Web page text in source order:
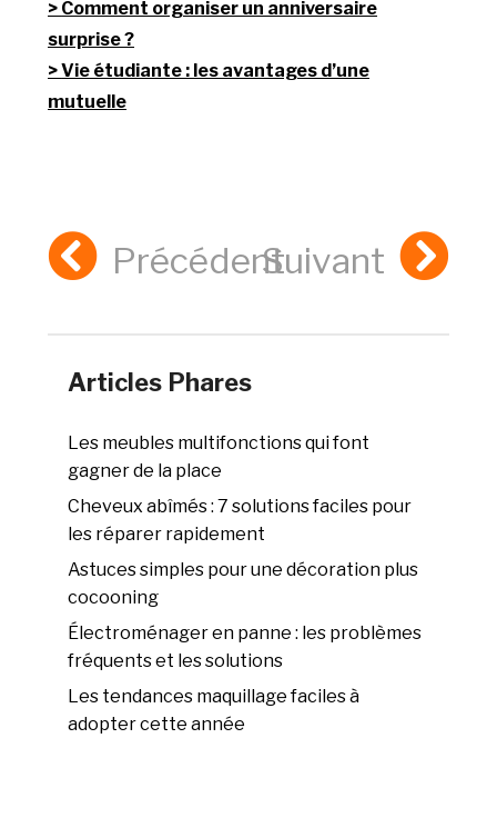
Comment organiser un anniversaire
surprise ?
Vie étudiante : les avantages d’une
mutuelle
PrécédentSuivant
Articles Phares
Les meubles multifonctions qui font
gagner de la place
Cheveux abîmés : 7 solutions faciles pour
les réparer rapidement
Astuces simples pour une décoration plus
cocooning
Électroménager en panne : les problèmes
fréquents et les solutions
Les tendances maquillage faciles à
adopter cette année